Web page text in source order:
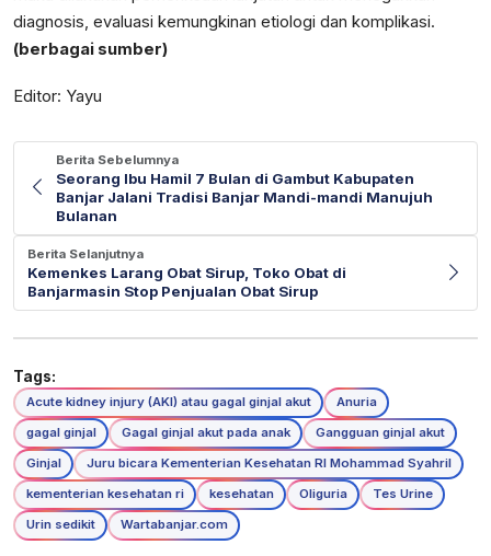
diagnosis, evaluasi kemungkinan etiologi dan komplikasi.
(berbagai sumber)
Editor: Yayu
Berita Sebelumnya
Seorang Ibu Hamil 7 Bulan di Gambut Kabupaten
Banjar Jalani Tradisi Banjar Mandi-mandi Manujuh
Bulanan
Berita Selanjutnya
Kemenkes Larang Obat Sirup, Toko Obat di
Banjarmasin Stop Penjualan Obat Sirup
Tags:
Acute kidney injury (AKI) atau gagal ginjal akut
Anuria
gagal ginjal
Gagal ginjal akut pada anak
Gangguan ginjal akut
Ginjal
Juru bicara Kementerian Kesehatan RI Mohammad Syahril
kementerian kesehatan ri
kesehatan Oliguria
Tes Urine
Urin sedikit
Wartabanjar.com